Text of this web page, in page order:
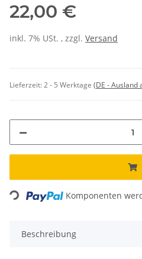
22,00 €
inkl. 7% USt. , zzgl. Versand
Lieferzeit:2 - 5 Werktage (DE - Ausland
Loading... Komponenten
Beschreibung